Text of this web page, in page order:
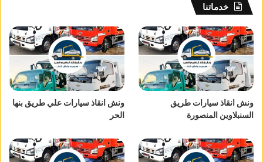
خدماتنا
ونش انقاذ سيارات طريق
السنبلاوين المنصورة
ونش انقاذ سيارات علي طريق بنها
الحر